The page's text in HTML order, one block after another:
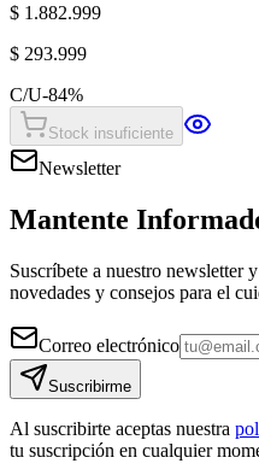
$ 1.882.999
$ 293.999
C/U-84%
Stock insuficiente
Newsletter
Mantente
Suscríbete a nuestro newsletter
novedades y consejos para el
Correo electrónico
Suscribirme
Al suscribirte aceptas nuestra
tu suscripción en cualquier